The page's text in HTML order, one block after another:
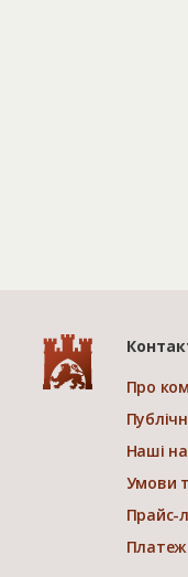
Про
Наші
Умови
Прайс-